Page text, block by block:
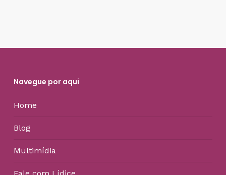
Navegue por aqui
Home
Blog
Multimídia